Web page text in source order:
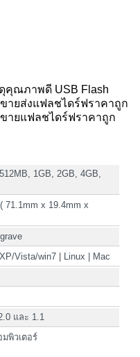
คุณภาพดี USB Flash
ายส่งแฟลชไดร์ฟราคาถูก
ายแฟลชไดร์ฟราคาถูก
1GB, 2GB, 4GB,
71.1mm x 19.4mm x
Vista/win7 | Linux | Mac
และ 1.1
มพิวเตอร์